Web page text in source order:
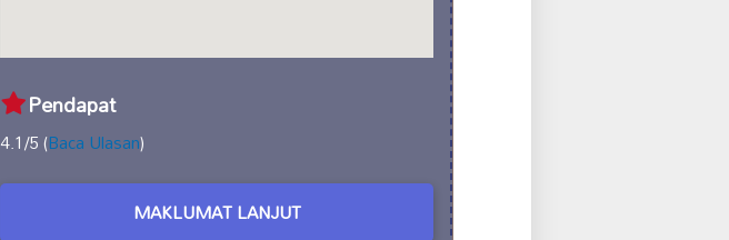
Pendapat
4.1/5 (Baca Ulasan)
MAKLUMAT LANJUT